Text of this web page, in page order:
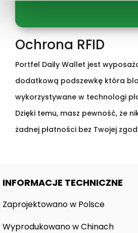
Ochrona RFID
Portfel Daily Wallet jest
dodatkową podszewkę która
wykorzystywane w technologi
Dzięki temu, masz pewność, że
żadnej płatności bez Twojej
INFORMACJE TECHNICZNE
Zaprojektowano w Polsce
Wyprodukowano w Chinach